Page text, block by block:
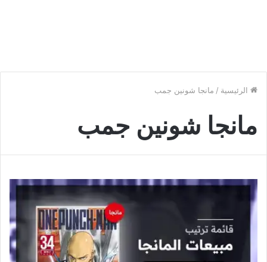
الرئيسية / مانجا شونين جمب
مانجا شونين جمب